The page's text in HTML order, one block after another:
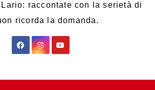
raccontate con la serietà di
ricorda la domanda.